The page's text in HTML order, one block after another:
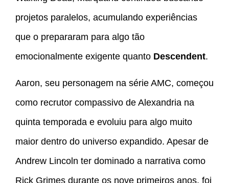
projetos paralelos, acumulando experiências
que o prepararam para algo tão
emocionalmente exigente quanto Descendent.
Aaron, seu personagem na série AMC, começou
como recrutor compassivo de Alexandria na
quinta temporada e evoluiu para algo muito
maior dentro do universo expandido. Apesar de
Andrew Lincoln ter dominado a narrativa como
Rick Grimes durante os nove primeiros anos, foi